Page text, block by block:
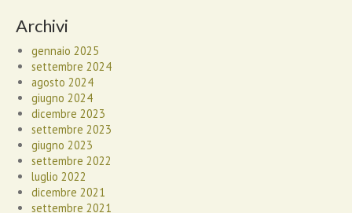
Archivi
gennaio 2025
settembre 2024
agosto 2024
giugno 2024
dicembre 2023
settembre 2023
giugno 2023
settembre 2022
luglio 2022
dicembre 2021
settembre 2021